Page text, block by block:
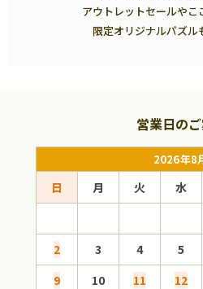
アウトレットセールやこ
限定オリジナルパズル
営業日の
2026年8
日 月 火 水
2
3 4 5
9
10 11 12